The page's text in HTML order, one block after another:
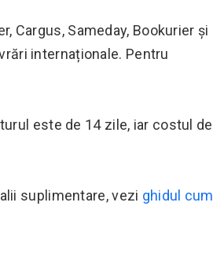
Cargus, Sameday, Bookurier și
internaționale. Pentru
este de 14 zile, iar costul de
suplimentare, vezi ghidul cum